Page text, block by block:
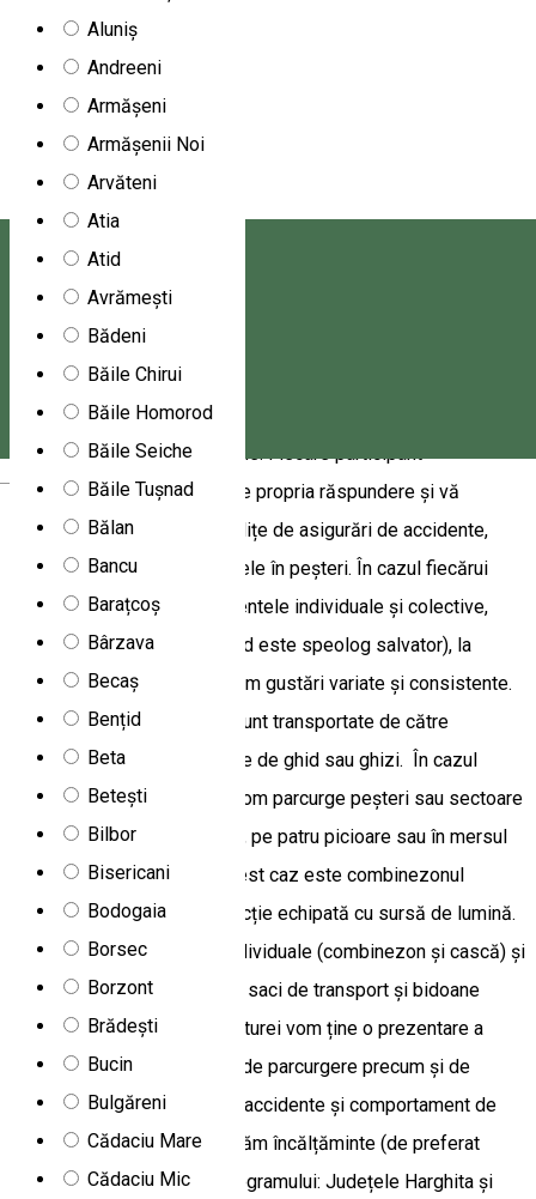
Aluniș
Andreeni
Armășeni
Armășenii Noi
Arvăteni
Atia
Atid
Avrămești
Bădeni
Băile Chirui
Băile Homorod
Băile Seiche
Băile Tușnad
Bălan
Bancu
Barațcoș
Bârzava
Becaș
Bențid
Beta
Betești
Bilbor
Bisericani
Bodogaia
Borsec
Borzont
Brădești
Bucin
Bulgăreni
Cădaciu Mare
Cădaciu Mic
Vizită la Peștera Flacăra
Întâlnire cu ghidul la fața locului. Descrierea programului:
Această peșteră se găsește în albia unui pârâu, din acest
motiv este accesibilă ori în cursul iernii ori în perioadele
secetoase sau stabile din punct de vedere meteorologic.
Lungimea totală a peșterii este de 240 metrii și are o
diferență de nivel de -5 metrii. Este spectaculoasă din punct
de vedere al fomațiunilor de peșteră. Marea majoritate a
peșterii se parcurge în târâș și poate participa oricine la
program, însă nu este recomandat persoanelor care suferă de
claustrofobie. Informații utile: Fiecare participant
completează o Declarație pe propria răspundere și vă
sugerăm încheierea unor polițe de asigurări de accidente,
care să acoperă și accidentele în peșteri. În cazul fiecărui
program asigurăm echipamentele individuale și colective,
ghidul de peșteră (acest ghid este speolog salvator), la
mijlocul fiecărei ture asigurăm gustări variate și consistente.
Echipamentele individuale sunt transportate de către
participanți, iar cele colective de ghid sau ghizi. În cazul
programelor de speologie vom parcurge peșteri sau sectoare
de peșteri în târâș, ramonaje, pe patru picioare sau în mersul
piticului. Echipamentul în acest caz este combinezonul
speologic și casca de protecție echipată cu sursă de lumină.
Asigurăm echipamentele individuale (combinezon și cască) și
colective (corzi, carabiniere, saci de transport și bidoane
etanș). Înainte de începerea turei vom ține o prezentare a
echipamentelor, a tehnicilor de parcurgere precum și de
comportament preventiv de accidente și comportament de
protecție a naturii. Nu asigurăm încălțăminte (de preferat
cizme de cauciuc). Locul programului: Județele Harghita și